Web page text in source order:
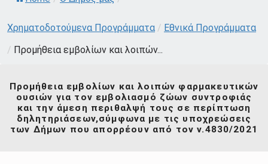
Χρηματοδοτούμενα Προγράμματα / Εθνικά Προγράμματα
/ Προμήθεια εμβολίων και λοιπών...
Προμήθεια εμβολίων και λοιπών φαρμακευτικών
ουσιών για τον εμβολιασμό ζώων συντροφιάς
και την άμεση περιθαλψή τους σε περίπτωση
δηλητηριάσεων,σύμφωνα με τις υποχρεώσεις
των Δήμων που απορρέουν από τον ν.4830/2021